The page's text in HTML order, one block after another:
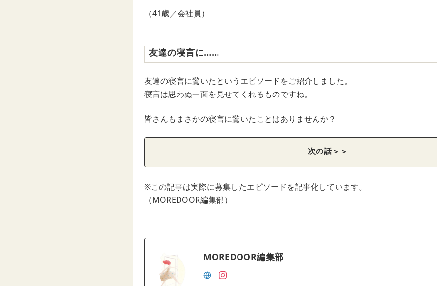
（41歳／会社員）
友達の寝言に……
友達の寝言に驚いたというエピソードをご紹介しました。
寝言は思わぬ一面を見せてくれるものですね。
皆さんもまさかの寝言に驚いたことはありませんか？
次の話＞＞
※この記事は実際に募集したエピソードを記事化しています。
（MOREDOOR編集部）
MOREDOOR編集部